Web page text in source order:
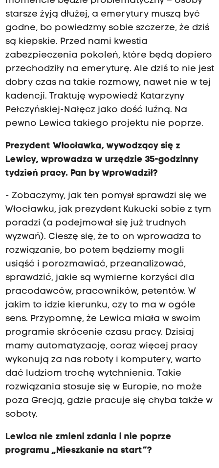
starsze żyją dłużej, a emerytury muszą być
godne, bo powiedzmy sobie szczerze, że dziś
są kiepskie. Przed nami kwestia
zabezpieczenia pokoleń, które będą dopiero
przechodziły na emeryturę. Ale dziś to nie jest
dobry czas na takie rozmowy, nawet nie w tej
kadencji. Traktuję wypowiedź Katarzyny
Pełczyńskiej-Nałęcz jako dość luźną. Na
pewno Lewica takiego projektu nie poprze.
Prezydent Włocławka, wywodzący się z
Lewicy, wprowadza w urzędzie 35-godzinny
tydzień pracy. Pan by wprowadził?
- Zobaczymy, jak ten pomysł sprawdzi się we
Włocławku, jak prezydent Kukucki sobie z tym
poradzi (a podejmował się już trudnych
wyzwań). Cieszę się, że to on wprowadza to
rozwiązanie, bo potem będziemy mogli
usiąść i porozmawiać, przeanalizować,
sprawdzić, jakie są wymierne korzyści dla
pracodawców, pracowników, petentów. W
jakim to idzie kierunku, czy to ma w ogóle
sens. Przypomnę, że Lewica miała w swoim
programie skrócenie czasu pracy. Dzisiaj
mamy automatyzację, coraz więcej pracy
wykonują za nas roboty i komputery, warto
dać ludziom trochę wytchnienia. Takie
rozwiązania stosuje się w Europie, no może
poza Grecją, gdzie pracuje się chyba także w
soboty.
Lewica nie zmieni zdania i nie poprze
programu „Mieszkanie na start”?